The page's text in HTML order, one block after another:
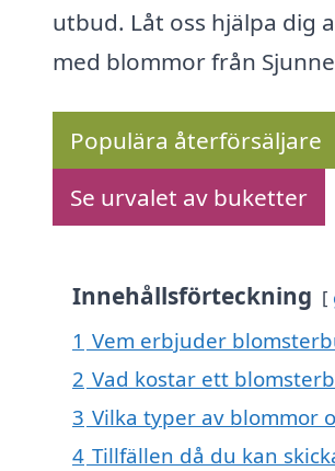
utbud. Låt oss hjälpa dig
med blommor från
Populära återförsäljare
Se urvalet av buketter
Innehållsförteckning
1 Vem erbjuder
2 Vad kostar ett
3 Vilka typer av blommor
4 Tillfällen då du kan